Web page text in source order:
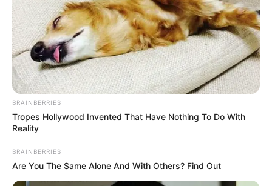
UNIÓN MAGDALENA
¡El tiburón ilusiona! Gran
arranque del rojiblanco en
la Liga Betplay
DEPORTES TOLIMA
BRAINBERRIES
Tropes Hollywood Invented That Have Nothing To Do With
Reality
BRAINBERRIES
Are You The Same Alone And With Others? Find Out